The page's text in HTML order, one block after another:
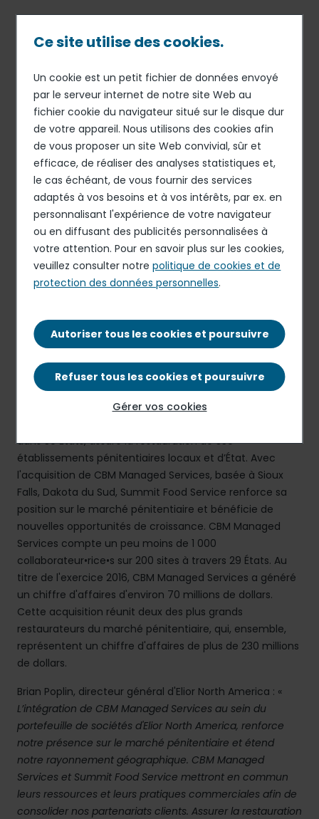
principal
Fil
d'Ariane
30 NOV 17 STRATÉGIE
Elior Group fait l’acquisition
de CBM Managed Services
aux États-Unis
Elior Group, un des leaders mondiaux de la restauration
et des services, annonce l’acquisition, via Summit Food
Service, une filiale d'Elior North America, de CBM
Managed Services. Le Groupe renforce ainsi ses positions
aux États-Unis sur le marché de la restauration
pénitentiaire.
Communiqué de presse
Summit Food Service, l'un des principaux leaders
dans 30 États, assure la restauration de 350
établissements pénitentiaires locaux et d’État. Avec
l'acquisition de CBM Managed Services, basée à Sioux
Falls, Dakota du Sud, Summit Food Service renforce sa
position sur le marché pénitentiaire et bénéficie de
nouvelles opportunités de croissance. CBM Managed
Services compte un peu moins de 1 000
collaborateur•rice•s sur 200 sites à travers 29 États. Au
titre de l'exercice 2016, CBM Managed Services a généré
un chiffre d'affaires d'environ 70 millions de dollars.
Cette acquisition réunit deux des plus grands
restaurateurs du marché pénitentiaire, qui, ensemble,
représentent un chiffre d'affaires de plus de 230 millions
de dollars.
Brian Poplin, directeur général d'Elior North America : «
L’intégration de CBM Managed Services au sein du
portefeuille de sociétés d'Elior North America, renforce
notre présence sur le marché pénitentiaire et étend
notre rayonnement géographique. CBM Managed
Services et Summit Food Service mettront en commun
leurs ressources et leurs pratiques commerciales afin de
consolider nos partenariats clients. Assurer la restauration
Ce site utilise des cookies.
Un cookie est un petit fichier de données envoyé
par le serveur internet de notre site Web au
fichier cookie du navigateur situé sur le disque dur
de votre appareil. Nous utilisons des cookies afin
de vous proposer un site Web convivial, sûr et
efficace, de réaliser des analyses statistiques et,
le cas échéant, de vous fournir des services
adaptés à vos besoins et à vos intérêts, par ex. en
personnalisant l'expérience de votre navigateur
ou en diffusant des publicités personnalisées à
votre attention. Pour en savoir plus sur les cookies,
veuillez consulter notrepolitique de cookies et de
protection des données personnelles.
Autoriser tous les cookies et poursuivre
Refuser tous les cookies et poursuivre
Gérer vos cookies